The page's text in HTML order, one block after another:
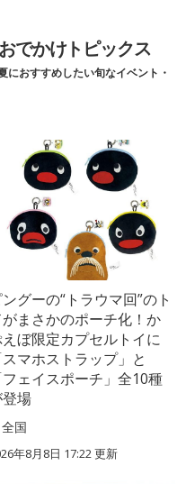
でかけトピックス
におすすめしたい旬なイベント・
ングーの“トラウマ回”のト
がまさかのポーチ化！か
ぼ限定カプセルトイに
スマホストラップ」と
フェイスポーチ」全10種
場
全国
年8月8日 17:22更新